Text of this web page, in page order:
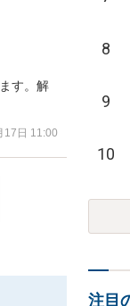
す。解
17日 11:00
8
9
10
注目